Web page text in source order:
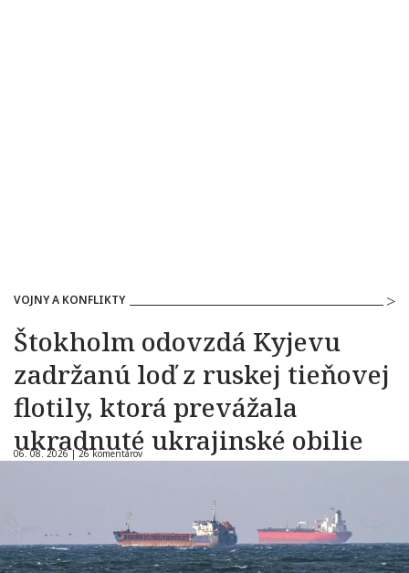
VOJNY A KONFLIKTY
Štokholm odovzdá Kyjevu
zadržanú loď z ruskej tieňovej
flotily, ktorá prevážala
ukradnuté ukrajinské obilie
06. 08. 2026 |26 komentárov